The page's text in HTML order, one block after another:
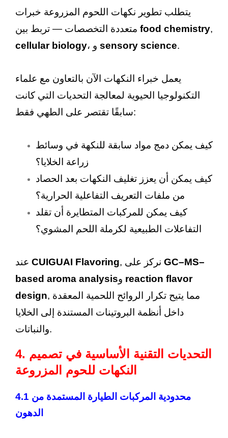
يتطلب تطوير نكهات اللحوم المزروعة خبرات
food chemistry,
cellular biology
sensory science.
يعمل خبراء النكهات الآن بالتعاون مع علماء
التكنولوجيا الحيوية لمعالجة التحديات التي كانت
سابقًا تقتصر على الطهي فقط:
كيف يمكن دمج مواد سابقة للنكهة في وسائط
زراعة الخلايا؟
كيف يمكن أن يعزز تغليف النكهات بعد الحصاد
من ملفات التعريف التفاعلية الحرارية؟
كيف يمكن للمركبات المتطايرة أن تقلد
التفاعلات الطبيعية لكرملة اللحم المشوي؟
CUIGUAI Flavoring
GC–MS–
based aroma analysis
reaction flavor
design, مما يتيح تكرار الروائح اللحمية المعقدة
داخل أنظمة البروتينات المستندة إلى الخلايا
والنباتات.
4. التحديات التقنية الأساسية في تصميم
النكهات للحوم المزروعة
4.1 محدودية المركبات الطيارة المستمدة من
الدهون